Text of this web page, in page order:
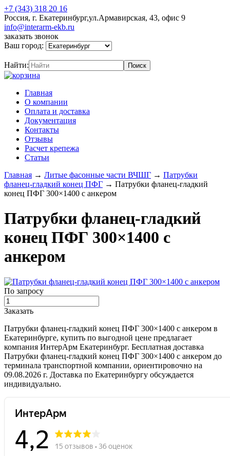
+7 (343) 318 20 16
Россия, г. Екатеринбург,ул.Армавирская, 43, офис 9
info@interarm-ekb.ru
заказать звонок
Ваш город:
Найти:
Главная
О компании
Оплата и доставка
Документация
Контакты
Отзывы
Расчет крепежа
Статьи
Главная → Литые фасонные части ВЧШГ → Патрубки
фланец-гладкий конец ПФГ → Патрубки фланец-гладкий
конец ПФГ 300×1400 с анкером
Патрубки фланец-гладкий
конец ПФГ 300×1400 с
анкером
По запросу
Заказать
Патрубки фланец-гладкий конец ПФГ 300×1400 с анкером в
Екатеринбурге, купить по выгодной цене предлагает
компания ИнтерАрм Екатеринбург. Бесплатная доставка
Патрубки фланец-гладкий конец ПФГ 300×1400 с анкером до
терминала транспортной компании, ориентировочно на
09.08.2026 г. Доставка по Екатеринбургу обсуждается
индивидуально.